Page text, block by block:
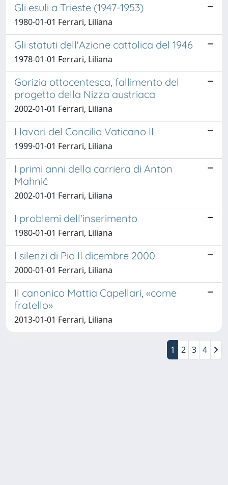
Gli esuli a Trieste (1947-1953)
1980-01-01 Ferrari, Liliana
Gli statuti dell'Azione cattolica del 1946
1978-01-01 Ferrari, Liliana
Gorizia ottocentesca, fallimento del
progetto della Nizza austriaca
2002-01-01 Ferrari, Liliana
I lavori del Concilio Vaticano II
1999-01-01 Ferrari, Liliana
I primi anni della carriera di Anton
Mahnič
2002-01-01 Ferrari, Liliana
I problemi dell'inserimento
1980-01-01 Ferrari, Liliana
I silenzi di Pio II dicembre 2000
2000-01-01 Ferrari, Liliana
Il canonico Mattia Capellari, «come
fratello»
2013-01-01 Ferrari, Liliana
1 2 3 4